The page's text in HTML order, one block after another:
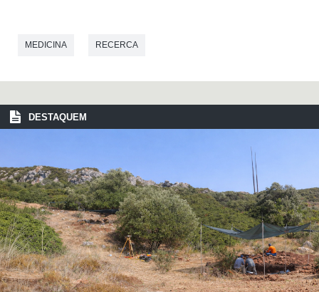
MEDICINA RECERCA
DESTAQUEM